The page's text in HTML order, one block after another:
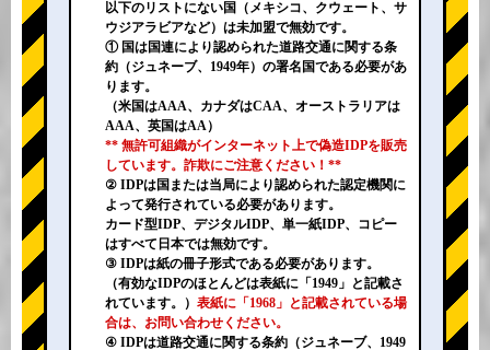
以下のリストにない国（メキシコ、クウェート、サ
ウジアラビアなど）は未加盟で無効です。
① 国は国連により認められた道路交通に関する条
約（ジュネーブ、1949年）の署名国である必要があ
ります。
（米国はAAA、カナダはCAA、オーストラリアは
AAA、英国はAA）
** 無許可組織がインターネット上で偽造IDPを販売
しています。詐欺にご注意ください！**
② IDPは国または当局により認められた認定機関に
よって発行されている必要があります。
カード型IDP、デジタルIDP、単一紙IDP、コピー
はすべて日本では無効です。
③ IDPは紙の冊子形式である必要があります。
（有効なIDPのほとんどは表紙に「1949」と記載さ
れています。） 表紙に「1968」と記載されている場
合は、お問い合わせください。
④ IDPは道路交通に関する条約（ジュネーブ、1949